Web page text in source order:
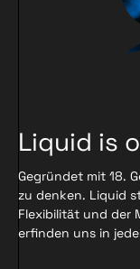
Liquid is
Gegründet mit 18.
zu denken. Liquid
Flexibilität und der
erfinden uns in